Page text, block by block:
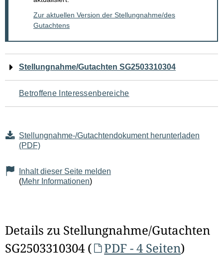
Zur aktuellen Version der Stellungnahme/des
Gutachtens
Navigation
für
den
Seiteninhalt
Stellungnahme/Gutachten SG2503310304
Betroffene Interessenbereiche
Stellungnahme-/Gutachtendokument herunterladen
(PDF)
Inhalt dieser Seite melden
(Mehr Informationen)
Details zu Stellungnahme/Gutachten
SG2503310304 (
PDF - 4 Seiten)